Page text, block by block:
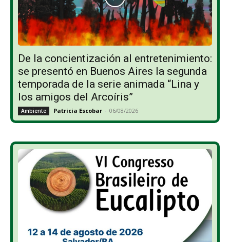
De la concientización al entretenimiento:
se presentó en Buenos Aires la segunda
temporada de la serie animada “Lina y
los amigos del Arcoíris”
Ambiente Patricia Escobar - 06/08/2026